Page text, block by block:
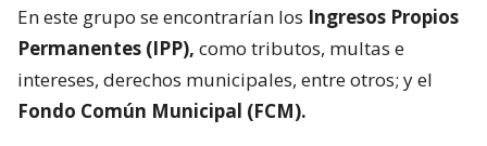
En este grupo se encontrarían los Ingresos Propios
Permanentes (IPP), como tributos, multas e
intereses, derechos municipales, entre otros; y el
Fondo Común Municipal (FCM).